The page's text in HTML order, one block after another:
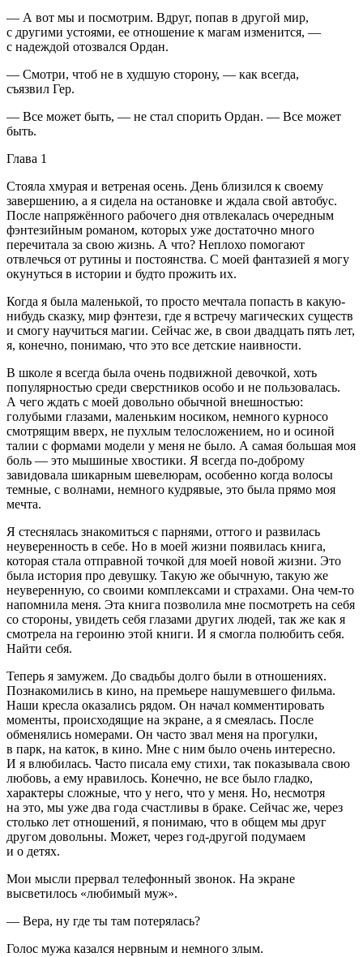
— А вот мы и посмотрим. Вдруг, попав в другой мир,
с другими устоями, ее отношение к магам изменится, —
с надеждой отозвался Ордан.
— Смотри, чтоб не в худшую сторону, — как всегда,
съязвил Гер.
— Все может быть, — не стал спорить Ордан. — Все может
быть.
Глава 1
Стояла хмурая и ветреная осень. День близился к своему
завершению, а я сидела на остановке и ждала свой автобус.
После напряжённого рабочего дня отвлекалась очередным
фэнтезийным романом, которых уже достаточно много
перечитала за свою жизнь. А что? Неплохо помогают
отвлечься от рутины и постоянства. С моей фантазией я могу
окунуться в истории и будто прожить их.
Когда я была маленькой, то просто мечтала попасть в какую-
нибудь сказку, мир фэнтези, где я встречу магических существ
и смогу научиться магии. Сейчас же, в свои двадцать пять лет,
я, конечно, понимаю, что это все детские наивности.
В школе я всегда была очень подвижной девочкой, хоть
популярностью среди сверстников особо и не пользовалась.
А чего ждать с моей довольно обычной внешностью:
голубыми глазами, маленьким носиком, немного курносо
смотрящим вверх, не пухлым телосложением, но и осиной
талии с формами модели у меня не было. А самая большая моя
боль — это мышиные хвостики. Я всегда по-доброму
завидовала шикарным шевелюрам, особенно когда волосы
темные, с волнами, немного кудрявые, это была прямо моя
мечта.
Я стеснялась знакомиться с парнями, оттого и развилась
неуверенность в себе. Но в моей жизни появилась книга,
которая стала отправной точкой для моей новой жизни. Это
была история про девушку. Такую же обычную, такую же
неуверенную, со своими комплексами и страхами. Она чем-то
напомнила меня. Эта книга позволила мне посмотреть на себя
со стороны, увидеть себя глазами других людей, так же как я
смотрела на героиню этой книги. И я смогла полюбить себя.
Найти себя.
Теперь я замужем. До свадьбы долго были в отношениях.
Познакомились в кино, на премьере нашумевшего фильма.
Наши кресла оказались рядом. Он начал комментировать
моменты, происходящие на экране, а я смеялась. После
обменялись номерами. Он часто звал меня на прогулки,
в парк, на каток, в кино. Мне с ним было очень интересно.
И я влюбилась. Часто писала ему стихи, так показывала свою
любовь, а ему нравилось. Конечно, не все было гладко,
характеры сложные, что у него, что у меня. Но, несмотря
на это, мы уже два года счастливы в браке. Сейчас же, через
столько лет отношений, я понимаю, что в общем мы друг
другом довольны. Может, через год-другой подумаем
и о детях.
Мои мысли прервал телефонный звонок. На экране
высветилось «любимый муж».
— Вера, ну где ты там потерялась?
Голос мужа казался нервным и немного злым.